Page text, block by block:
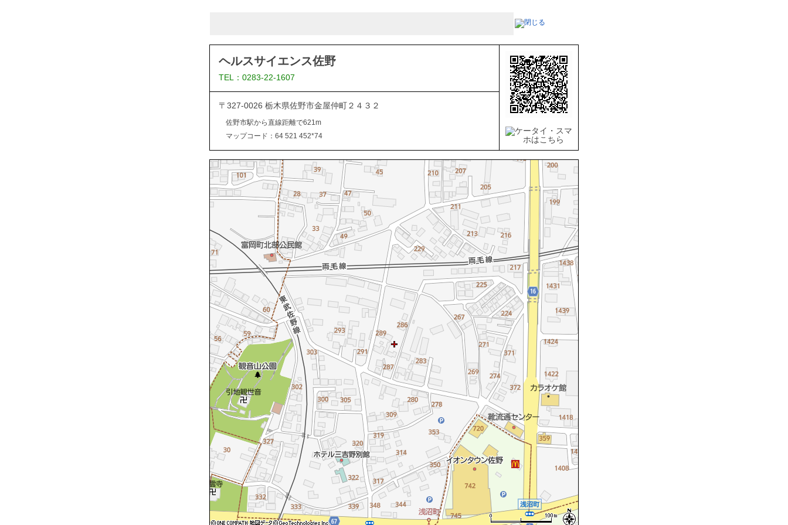
ヘルスサイエンス佐野
TEL：0283-22-1607
〒327-0026 栃木県佐野市金屋仲町２４３２
佐野市駅から直線距離で621m
マップコード：64 521 452*74